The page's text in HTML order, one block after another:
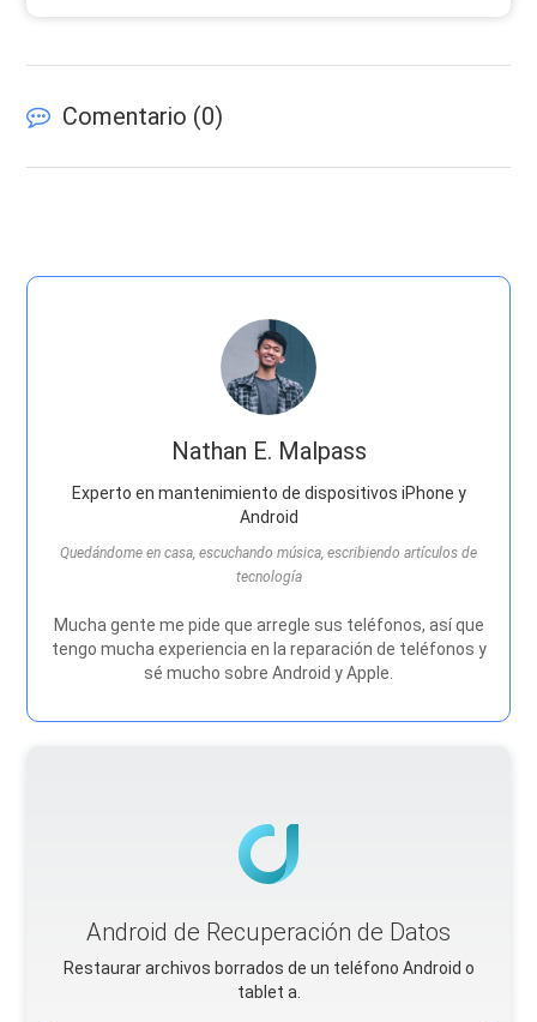
Comentario (0)
Nathan E. Malpass
Experto en mantenimiento de dispositivos iPhone y
Android
Quedándome en casa, escuchando música, escribiendo artículos de
tecnología
Mucha gente me pide que arregle sus teléfonos, así que
tengo mucha experiencia en la reparación de teléfonos y
sé mucho sobre Android y Apple.
Android de Recuperación de Datos
Restaurar archivos borrados de un teléfono Android o
tablet a.